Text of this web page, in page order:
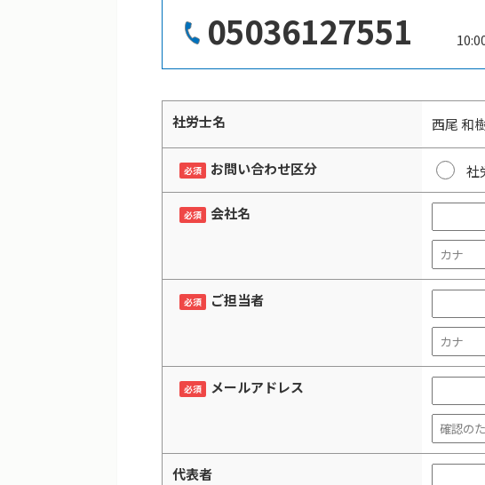
05036127551
社労士名 西尾 和
必須 お問い合わせ区分 社
必須 会社名
必須 ご担当者
必須 メールアドレス
代表者